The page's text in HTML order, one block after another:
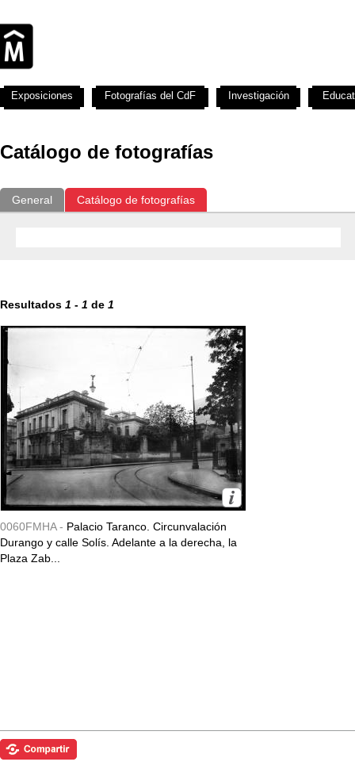
Catálogo de fotografías
General Catálogo de fotografías
Resultados 1 - 1 de 1
0060FMHA - Palacio Taranco. Circunvalación
Durango y calle Solís. Adelante a la derecha, la
Plaza Zab...
Exposiciones Fotografías del CdF Investigación